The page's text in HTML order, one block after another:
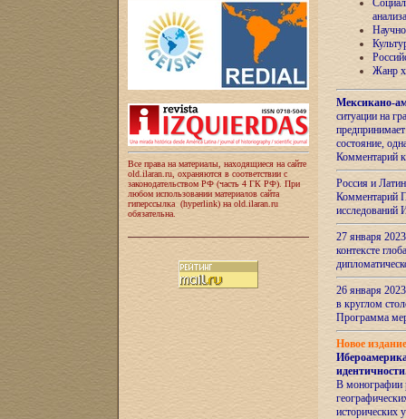
Все права на материалы, находящиеся на сайте
old.ilaran.ru, охраняются в соответствии с
законодательством РФ (часть 4 ГК РФ). При
любом использовании материалов сайта
гиперссылка (hyperlink) на old.ilaran.ru
обязательна.
анализа
Жанр
Мексикано-
ситуации на
состояние,
Комментарий
Россия и
Комментарий
27 января
контексте
26 января
в круглом
Программа
Новое
идентичности
В монографии
исторических